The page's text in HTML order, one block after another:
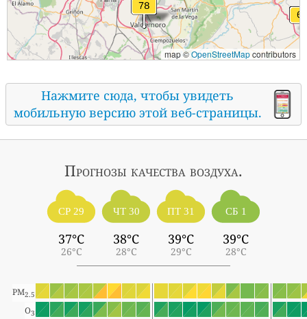
map ©OpenStreetMapcontributors
Нажмите сюда, чтобы увидеть
мобильную версию этой веб-страницы.
Прогнозы качества воздуха.
СР 29
37°C
26°C
ЧТ 30
38°C
28°C
ПТ 31
39°C
29°C
СБ 1
39°C
28°C
PM2.5
O3